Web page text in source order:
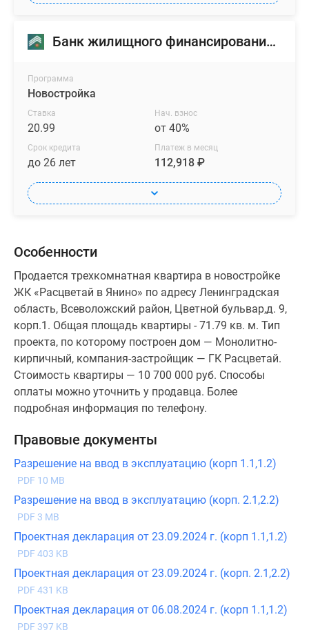
Банк жилищного финансирования (БЖФ)
Программа
Новостройка
Ставка
20.99
Нач. взнос
от 40%
Срок кредита
до 26 лет
Платеж в месяц
112,918 ₽
Особенности
Продается трехкомнатная квартира в новостройке
ЖК «Расцветай в Янино» по адресу Ленинградская
область, Всеволожский район, Цветной бульвар,д. 9,
корп.1. Общая площадь квартиры - 71.79 кв. м. Тип
проекта, по которому построен дом — Монолитно-
кирпичный, компания-застройщик — ГК Расцветай.
Стоимость квартиры — 10 700 000 руб. Способы
оплаты можно уточнить у продавца. Более
подробная информация по телефону.
Правовые документы
Разрешение на ввод в эксплуатацию (корп 1.1,1.2)
PDF 10 MB
Разрешение на ввод в эксплуатацию (корп. 2.1,2.2)
PDF 3 MB
Проектная декларация от 23.09.2024 г. (корп 1.1,1.2)
PDF 403 KB
Проектная декларация от 23.09.2024 г. (корп. 2.1,2.2)
PDF 431 KB
Проектная декларация от 06.08.2024 г. (корп 1.1,1.2)
PDF 397 KB